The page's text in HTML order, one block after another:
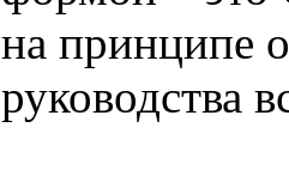
на принципе
руководства